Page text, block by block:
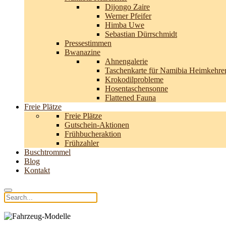
Dijongo Zaire
Werner Pfeifer
Himba Uwe
Sebastian Dürrschmidt
Pressestimmen
Bwanazine
Ahnengalerie
Taschenkarte für Namibia
Krokodilprobleme
Hosentaschensonne
Flattened Fauna
Freie Plätze
Freie Plätze
Gutschein-Aktionen
Frühbucheraktion
Frühzahler
Buschtrommel
Blog
Kontakt